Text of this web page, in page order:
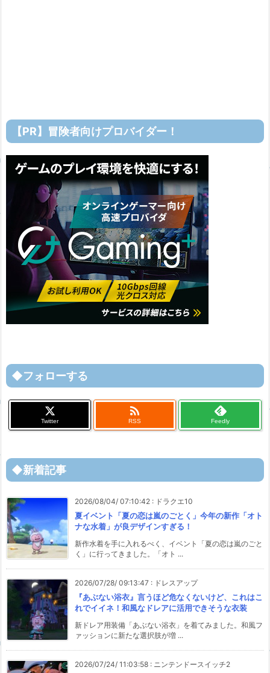
【PR】冒険者向けプロバイダー！
◆フォローする
Twitter

RSS Feedly
◆新着記事
2026/08/04/ 07:10:42 : ドラクエ10
夏イベント「夏の恋は嵐のごとく」今年の新作「オト
ナな水着」が良デザインすぎる！
新作水着を手に入れるべく、イベント「夏の恋は嵐のごと
く」に行ってきました。「オト ...
2026/07/28/ 09:13:47 : ドレスアップ
『あぶない浴衣』言うほど危なくないけど、これはこ
れでイイネ！和風なドレアに活用できそうな衣装
新ドレア用装備「あぶない浴衣」を着てみました。和風フ
ァッションに新たな選択肢が増 ...
2026/07/24/ 11:03:58 : ニンテンドースイッチ2